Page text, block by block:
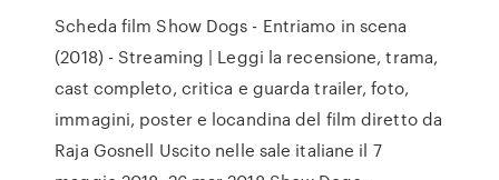
Scheda film Show Dogs - Entriamo in scena
(2018) - Streaming | Leggi la recensione, trama,
cast completo, critica e guarda trailer, foto,
immagini, poster e locandina del film diretto da
Raja Gosnell Uscito nelle sale italiane il 7